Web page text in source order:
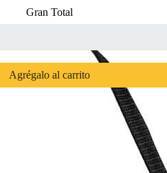
Gran Total
Agrégalo al carrito